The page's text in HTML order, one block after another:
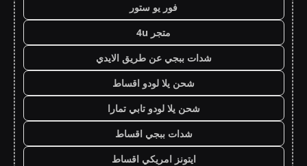
فور يو ستور
متجر 4u
شدات ببجي عن طريق الايدي
شحن يلا لودو اقساط
شحن يلا لودو تابي تمارا
شدات ببجي اقساط
ايتونز امريكي اقساط